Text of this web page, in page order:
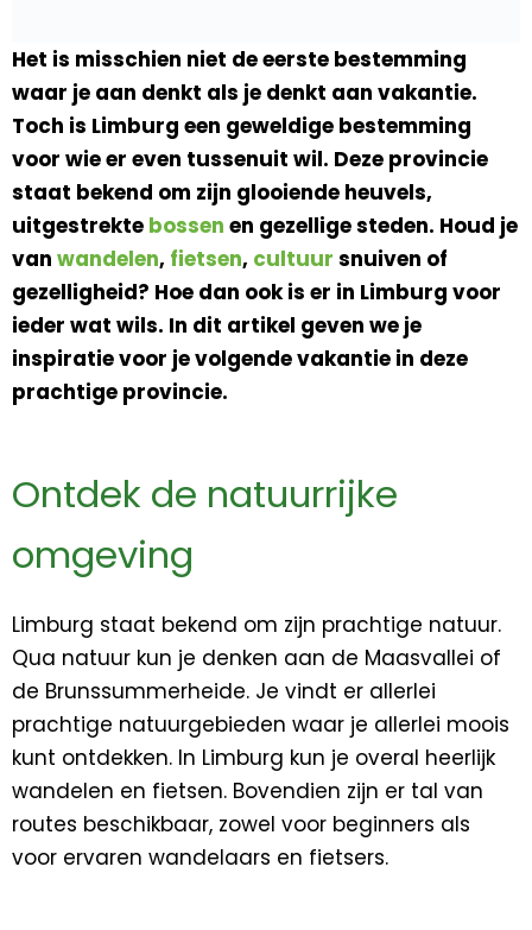
Het is misschien niet de eerste bestemming
waar je aan denkt als je denkt aan vakantie.
Toch is Limburg een geweldige bestemming
voor wie er even tussenuit wil. Deze provincie
staat bekend om zijn glooiende heuvels,
uitgestrekte bossen en gezellige steden. Houd je
van wandelen, fietsen, cultuur snuiven of
gezelligheid? Hoe dan ook is er in Limburg voor
ieder wat wils. In dit artikel geven we je
inspiratie voor je volgende vakantie in deze
prachtige provincie.
Ontdek de natuurrijke
omgeving
Limburg staat bekend om zijn prachtige natuur.
Qua natuur kun je denken aan de Maasvallei of
de Brunssummerheide. Je vindt er allerlei
prachtige natuurgebieden waar je allerlei moois
kunt ontdekken. In Limburg kun je overal heerlijk
wandelen en fietsen. Bovendien zijn er tal van
routes beschikbaar, zowel voor beginners als
voor ervaren wandelaars en fietsers.